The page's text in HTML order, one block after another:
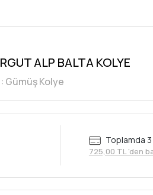
ALP BALTA KOLYE
Gümüş Kolye
Toplamda 3
725,00 TL 'den